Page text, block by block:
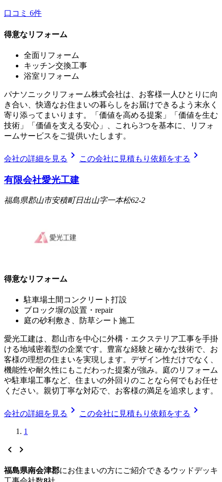
口コミ 6件
得意なリフォーム
全面リフォーム
キッチン交換工事
浴室リフォーム
パナソニックリフォーム株式会社は、お客様一人ひとりに向
き合い、快適なお住まいの暮らしをお届けできるよう末永く
寄り添ってまいります。「価値を高める提案」「価値を生む
技術」「価値を支える安心」、これら3つを基本に、リフォ
ームサービスをご提供いたします。
会社の詳細を見る chevron_right この会社に見積もり依頼をする chevron_right
有限会社愛光工建
福島県郡山市安積町日出山字一本松62-2
得意なリフォーム
駐車場土間コンクリート打設
ブロック塀の設置・repair
庭の砂利敷き、防草シート施工
愛光工建は、郡山市を中心に外構・エクステリア工事を手掛
ける地域密着型の企業です。豊富な経験と確かな技術で、お
客様の理想の住まいを実現します。デザイン性だけでなく、
機能性や耐久性にもこだわった提案が強み。庭のリフォーム
や駐車場工事など、住まいの外回りのことなら何でもお任せ
ください。親切丁寧な対応で、お客様の満足を追求します。
会社の詳細を見る chevron_right この会社に見積もり依頼をする chevron_right
1
chevron_left chevron_right
福島県南会津郡にお住まいの方にご紹介できる ウッドデッキ